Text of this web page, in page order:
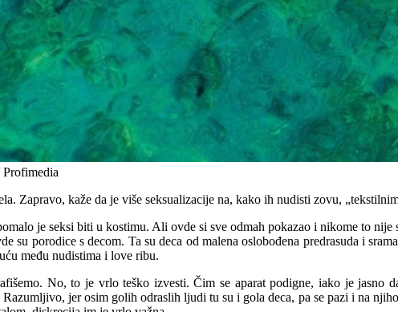
Zapravo, kaže da je više seksualizacije na, kako ih nudisti zovu,
je seksi biti u kostimu. Ali ovde si sve odmah pokazao i nikome to
su porodice s decom. Ta su deca od malena oslobođena predrasuda i
među nudistima i love ribu.
No, to je vrlo teško izvesti. Čim se aparat podigne, iako je jasno
Razumljivo, jer osim golih odraslih ljudi tu su i gola deca, pa se pazi i na